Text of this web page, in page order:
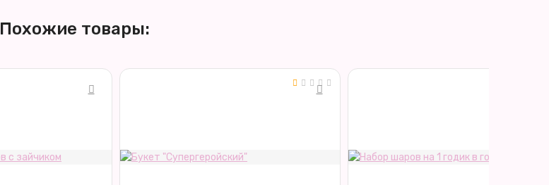
Похожие товары: